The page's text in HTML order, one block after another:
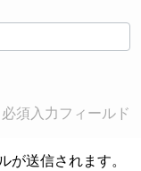
須入力フィールド
が送信されます。